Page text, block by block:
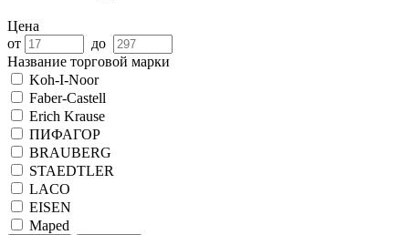
Цена
от
до
Название торговой марки
Koh-I-Noor
Faber-Castell
Erich Krause
ПИФАГОР
BRAUBERG
STAEDTLER
LACO
EISEN
Maped